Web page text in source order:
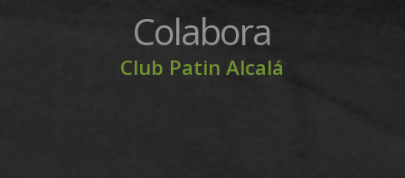
Colabora
Club Patin Alcalá